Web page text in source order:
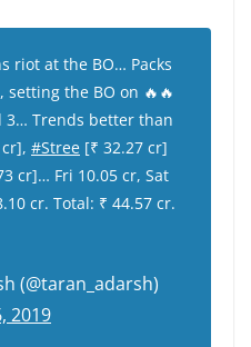
riot at the BO… Packs
the BO on 🔥🔥
3… Trends better than
#Stree [₹ 32.27 cr]
cr]… Fri 10.05 cr, Sat
cr. Total: ₹ 44.57 cr.
(@taran_adarsh)
2019